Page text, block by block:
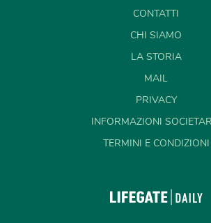
CONTATTI
CHI SIAMO
LA STORIA
MAIL
PRIVACY
INFORMAZIONI
TERMINI E CONDIZIONI